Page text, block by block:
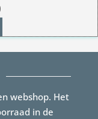
Huidige
is:
€125.00.
webshop. Het
in de